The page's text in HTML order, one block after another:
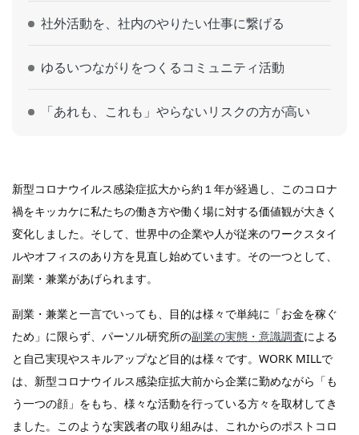
社外活動を、社内のやりたい仕事に繋げる
ゆるいつながりをつくるコミュニティ活動
「あれも、これも」やらないリスクの方が高い
新型コロナウイルス感染症拡大から約１年が経過し、このコロナ
禍をキッカケに私たちの働き方や働く場に対する価値観が大きく
変化しました。そして、世界中の企業や人が従来のワークスタイ
ルやオフィスのあり方を見直し始めています。その一つとして、
副業・兼業があげられます。
副業・兼業と一言でいっても、目的は様々で単純に「お金を稼ぐ
ため」に限らず、パーソル研究所の副業の実態・意識調査による
と自己実現やスキルアップなど目的は様々です。WORK MILLで
は、新型コロナウイルス感染症拡大前から企業に勤めながら「も
う一つの顔」をもち、様々な活動を行っている方々を取材してき
ました。このような実践者の取り組みは、これからのポストコロ